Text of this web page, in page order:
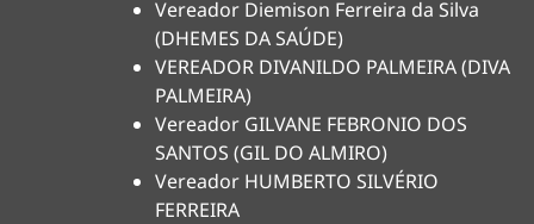
Vereador Diemison Ferreira da Silva
(DHEMES DA SAÚDE)
VEREADOR DIVANILDO PALMEIRA (DIVA
PALMEIRA)
Vereador GILVANE FEBRONIO DOS
SANTOS (GIL DO ALMIRO)
Vereador HUMBERTO SILVÉRIO
FERREIRA